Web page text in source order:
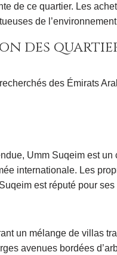
de ce quartier. Les
de
des
des Émirats
Umm Suqeim est
internationale. Les
est réputé pour
un mélange de villas
avenues bordées